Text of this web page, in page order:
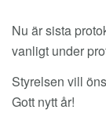
Nu är sista
vanligt under
Styrelsen vill
Gott nytt år!